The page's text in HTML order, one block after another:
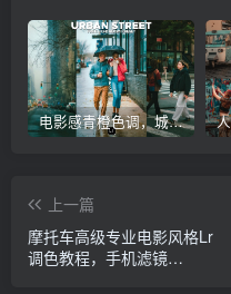
电影感青橙色调，城市街拍人像建筑Lr调色教程，手机滤镜PS+Lightroom预设下载！
上一篇
摩托车高级专业电影风格Lr
调色教程，手机滤镜